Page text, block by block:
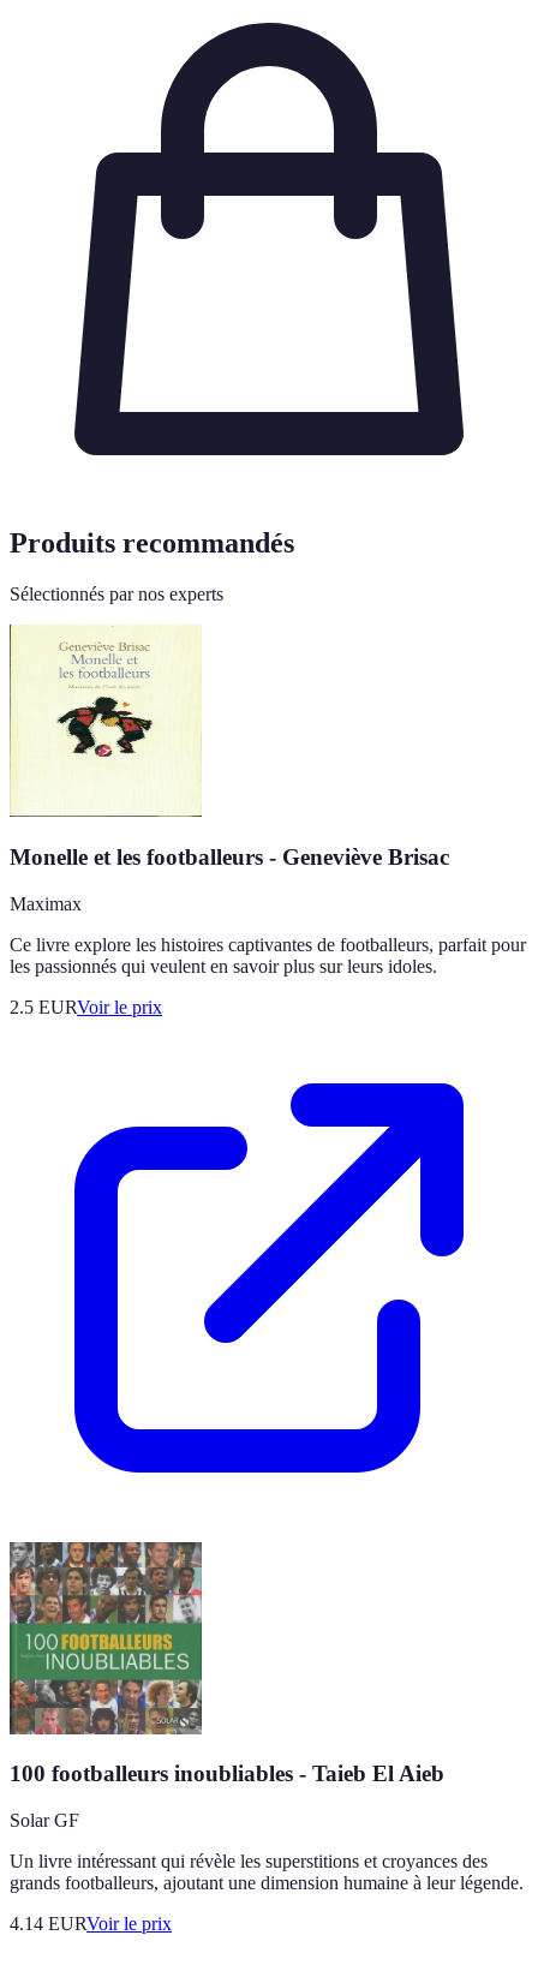
Produits recommandés
Sélectionnés par nos experts
Monelle et les footballeurs - Geneviève Brisac
Maximax
Ce livre explore les histoires captivantes de footballeurs, parfait pour
les passionnés qui veulent en savoir plus sur leurs idoles.
2.5 EURVoir le prix
100 footballeurs inoubliables - Taieb El Aieb
Solar GF
Un livre intéressant qui révèle les superstitions et croyances des
grands footballeurs, ajoutant une dimension humaine à leur légende.
4.14 EURVoir le prix